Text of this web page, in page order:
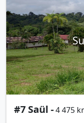
#7 Saül -4 475